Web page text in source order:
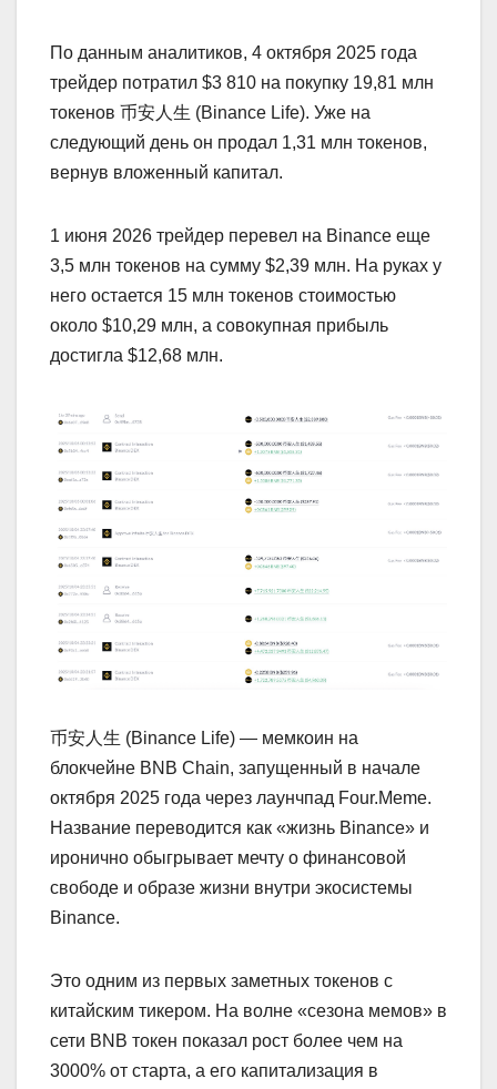
По данным аналитиков, 4 октября 2025 года
трейдер потратил $3 810 на покупку 19,81 млн
токенов 币安人生 (Binance Life). Уже на
следующий день он продал 1,31 млн токенов,
вернув вложенный капитал.
1 июня 2026 трейдер перевел на Binance еще
3,5 млн токенов на сумму $2,39 млн. На руках у
него остается 15 млн токенов стоимостью
около $10,29 млн, а совокупная прибыль
достигла $12,68 млн.
币安人生 (Binance Life) — мемкоин на
блокчейне BNB Chain, запущенный в начале
октября 2025 года через лаунчпад Four.Meme.
Название переводится как «жизнь Binance» и
иронично обыгрывает мечту о финансовой
свободе и образе жизни внутри экосистемы
Binance.
Это одним из первых заметных токенов с
китайским тикером. На волне «сезона мемов» в
сети BNB токен показал рост более чем на
3000% от старта, а его капитализация в